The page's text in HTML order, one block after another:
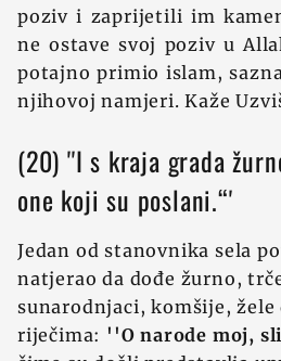
poziv i zaprijetili im
ne ostave svoj poziv u
potajno primio islam,
njihovoj namjeri. Kaže
(20) ''I s kraja grada
one koji su poslani.“'
Jedan od stanovnika sela
natjerao da dođe žurno,
sunarodnjaci, komšije,
riječima: ''O narode moj,